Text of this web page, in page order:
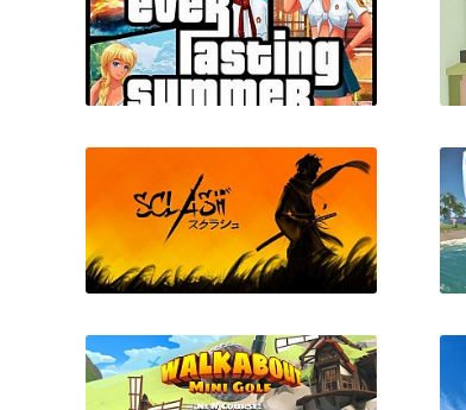
Everlasting Summer